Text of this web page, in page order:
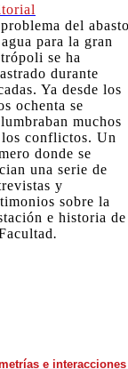
del abasto
para la gran
se ha
durante
Ya desde los
ochenta se
muchos
los conflictos. Un
donde se
una serie de
y
sobre la
e historia de
.
e